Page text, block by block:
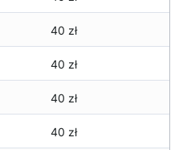
40 zł
40 zł
40 zł
40 zł